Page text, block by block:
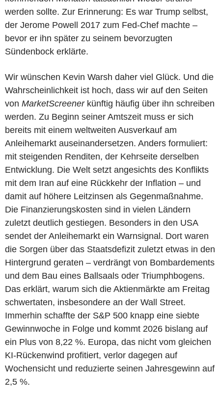
werden sollte. Zur Erinnerung: Es war Trump selbst,
der Jerome Powell 2017 zum Fed-Chef machte –
bevor er ihn später zu seinem bevorzugten
Sündenbock erklärte.
Wir wünschen Kevin Warsh daher viel Glück. Und die
Wahrscheinlichkeit ist hoch, dass wir auf den Seiten
von MarketScreener künftig häufig über ihn schreiben
werden. Zu Beginn seiner Amtszeit muss er sich
bereits mit einem weltweiten Ausverkauf am
Anleihemarkt auseinandersetzen. Anders formuliert:
mit steigenden Renditen, der Kehrseite derselben
Entwicklung. Die Welt setzt angesichts des Konflikts
mit dem Iran auf eine Rückkehr der Inflation – und
damit auf höhere Leitzinsen als Gegenmaßnahme.
Die Finanzierungskosten sind in vielen Ländern
zuletzt deutlich gestiegen. Besonders in den USA
sendet der Anleihemarkt ein Warnsignal. Dort waren
die Sorgen über das Staatsdefizit zuletzt etwas in den
Hintergrund geraten – verdrängt von Bombardements
und dem Bau eines Ballsaals oder Triumphbogens.
Das erklärt, warum sich die Aktienmärkte am Freitag
schwertaten, insbesondere an der Wall Street.
Immerhin schaffte der S&P 500 knapp eine siebte
Gewinnwoche in Folge und kommt 2026 bislang auf
ein Plus von 8,22 %. Europa, das nicht vom gleichen
KI-Rückenwind profitiert, verlor dagegen auf
Wochensicht und reduzierte seinen Jahresgewinn auf
2,5 %.